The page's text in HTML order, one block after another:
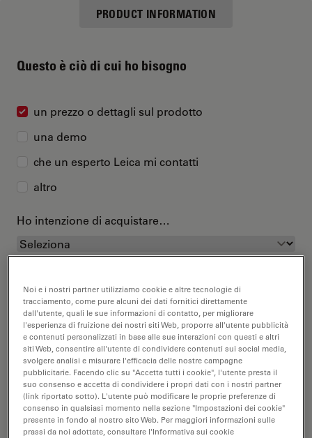
PRODUCT INFORMATION
Questo è ciò di cui ho bisogno
un prezzo o dettagli sul prodotto
una demo
che un esperto Leica mi contatti
altro
Ho intenzione di acquistare…
Questo sono io
Titolo accademico
Nome
Noi e i nostri partner utilizziamo cookie e altre tecnologie di
tracciamento, come pure alcuni dei dati fornitici direttamente
dall'utente, quali le sue informazioni di contatto, per migliorare
l'esperienza di fruizione dei nostri siti Web, proporre all'utente pubblicità
e contenuti personalizzati in base alle sue interazioni con questi e altri
siti Web, consentire all'utente di condividere contenuti sui social media,
svolgere analisi e misurare l'efficacia delle nostre campagne
pubblicitarie. Facendo clic su "Accetta tutti i cookie", l'utente presta il
suo consenso e accetta di condividere i propri dati con i nostri partner
(link riportato sotto). L'utente può modificare le proprie preferenze di
consenso in qualsiasi momento nella sezione "Impostazioni dei cookie"
presente in fondo al nostro sito Web. Per maggiori informazioni sulle
prassi da noi adottate, consultare l'Informativa sui cookie